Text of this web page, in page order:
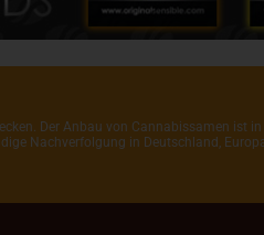
Der Anbau von Cannabissamen ist
Nachverfolgung in Deutschland,